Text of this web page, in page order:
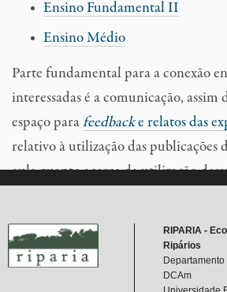
Ensino Fundamental II
Ensino Médio
Parte fundamental para a conexão
interessadas é a comunicação, assim
espaço para feedbacke relatos das
relativo à utilização das publicações
aula quanto acerca da utilização
RIPARIA -
Ripários
DCAm